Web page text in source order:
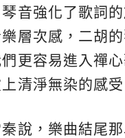
音強化了歌詞的
層次感，二胡
更容易進入禪心
清淨無染的感受
說，樂曲結尾